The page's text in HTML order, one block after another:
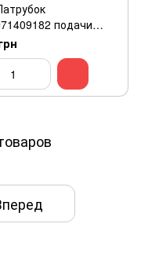
подачи
стиральной машины